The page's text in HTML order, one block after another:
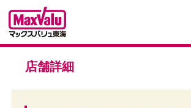
店舗詳細